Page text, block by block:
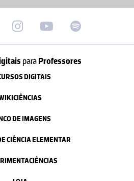
paraProfessores
DIGITAIS
DE IMAGENS
CIÊNCIA ELEMENTAR